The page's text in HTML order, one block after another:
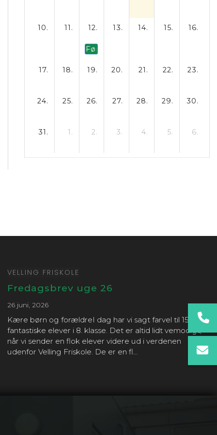
10. 11. 12. 13. 14. 15. 16.
Første skoledag efter
17. 18. 19. 20. 21. 22. 23.
24. 25. 26. 27. 28. 29. 30.
31. 1. 2. 3. 4. 5. 6.
VELLING FRISKOLE
Fredagsbrev uge 26
26 juni, 2026
Kære børn og forældreI dag har vi sagt farvel til 15
fantastiske elever i 8. klasse. Det er altid lidt vemodigt,
når vi sender en flok elever videre ud i verdenen
udenfor Velling Friskole. De er en fl...